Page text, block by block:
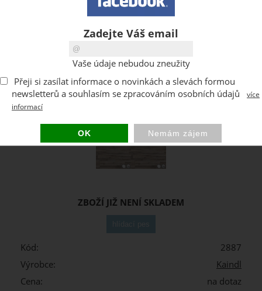
ZBOŽÍ JIŽ NENÍ SKLADEM
Kód:
2887
Výrobce:
Kaindl
Cena:
na dotaz
Zadejte Váš email
Vaše údaje nebudou zneužity
Přeji si zasílat informace o novinkách a slevách formou
newsletterů a souhlasím se zpracováním osobních údajů
více
informací